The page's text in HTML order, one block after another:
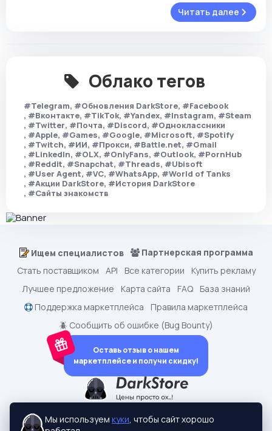
Читать далее
Облако тегов
#Telegram #Обновления DarkStore #Facebook
#Вконтакте #TikTok #Yandex #Instagram #Steam
#Twitter #Почта #Discord #Одноклассники
#Apple #Games #Google #Microsoft #Spotify
#Twitch #ИИ #Прокси #Battle.net #Gmail
#LinkedIn #OLX #OnlyFans #Outlook #PornHub
#Reddit #Snapchat #Threads #Ubisoft
#User Agent #VC #WhatsApp #World of Tanks
#Акции DarkStore #История DarkStore
#Сайты знакомств
dark.shopping - Маркетплейс аккаунтов
2015-2026 © dark.shopping
Актуальные адреса:
Ищем специалистов
Партнерская программа
Стать поставщиком
API Все категории
Купить рекламу
Лучшее предложение
Карта сайта FAQ
База знаний
Поддержка маркетплейса
Правила маркетплейса
🪲 Сообщить об ошибке (Bug Bounty)
Оставь отзыв о нашем
маркетплейсе и получи скидку!
Мы используем куки, чтобы сайт хорошо